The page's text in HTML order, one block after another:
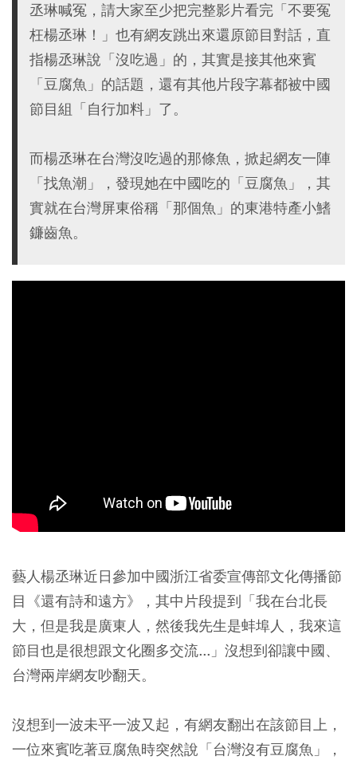
丞琳喊冤，請大家至少把完整影片看完「不要冤
枉楊丞琳！」也有網友跳出來還原節目對話，直
指楊丞琳說「沒吃過」的，其實是接其他來賓
「豆腐魚」的話題，還有其他片段字幕都被中國
節目組「自行加料」了。
而楊丞琳在台灣沒吃過的那條魚，掀起網友一陣
「找魚潮」，發現她在中國吃的「豆腐魚」，其
實就在台灣屏東俗稱「那個魚」的東港特產小鰭
鐮齒魚。
藝人楊丞琳近日參加中國浙江省委宣傳部文化傳播節
目《還有詩和遠方》，其中片段提到「我在台北長
大，但是我是廣東人，然後我先生是蚌埠人，我來這
節目也是很想跟文化圈多交流...」沒想到卻讓中國、
台灣兩岸網友吵翻天。
沒想到一波未平一波又起，有網友翻出在該節目上，
一位來賓吃著豆腐魚時突然說「台灣沒有豆腐魚」，